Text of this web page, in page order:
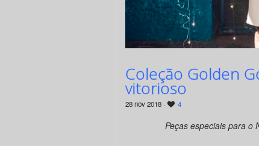
Coleção Golden
vitorioso
28 nov 2018 · 4
Peças especiais para o